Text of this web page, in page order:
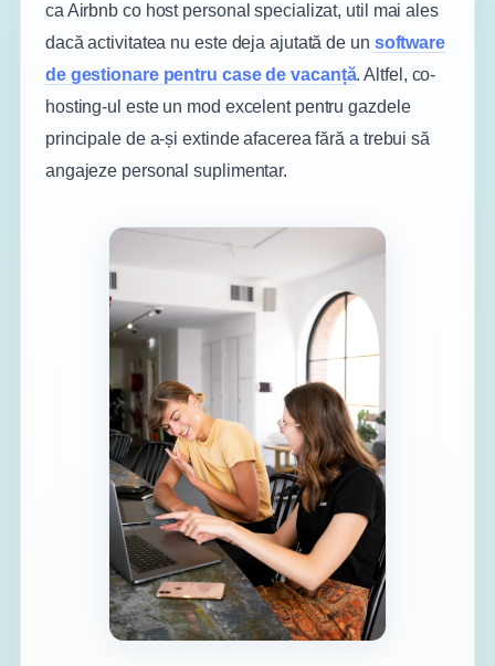
ca Airbnb co host personal specializat, util mai ales
dacă activitatea nu este deja ajutată de un software
de gestionare pentru case de vacanță. Altfel, co-
hosting-ul este un mod excelent pentru gazdele
principale de a-și extinde afacerea fără a trebui să
angajeze personal suplimentar.